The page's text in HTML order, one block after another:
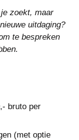
zoekt, maar
uitdaging?
te bespreken
bruto per
(met optie